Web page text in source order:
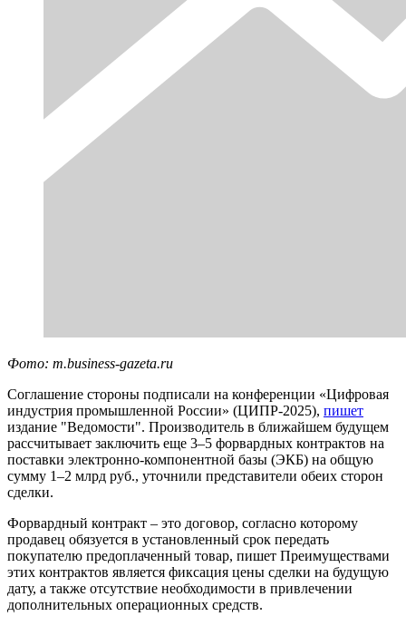
Фото: m.business-gazeta.ru
Соглашение стороны подписали на конференции «Цифровая
индустрия промышленной России» (ЦИПР-2025), пишет
издание "Ведомости". Производитель в ближайшем будущем
рассчитывает заключить еще 3–5 форвардных контрактов на
поставки электронно-компонентной базы (ЭКБ) на общую
сумму 1–2 млрд руб., уточнили представители обеих сторон
сделки.
Форвардный контракт – это договор, согласно которому
продавец обязуется в установленный срок передать
покупателю предоплаченный товар, пишет Преимуществами
этих контрактов является фиксация цены сделки на будущую
дату, а также отсутствие необходимости в привлечении
дополнительных операционных средств.